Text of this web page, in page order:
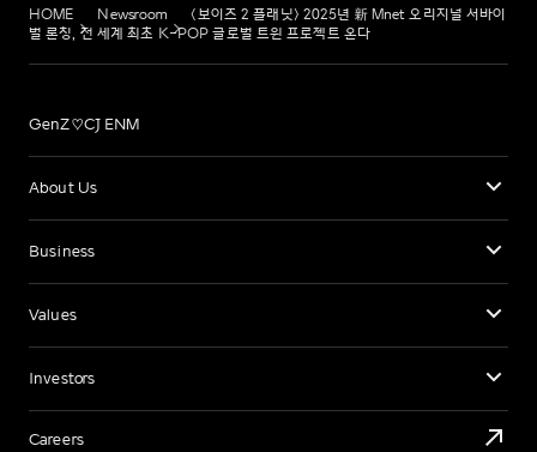
HOME Newsroom
<보이즈 2 플래닛> 2025년 新 Mnet 오리지널 서바이
벌 론칭, 전 세계 최초 K-POP 글로벌 트윈 프로젝트 온다
GenZ♡CJ ENM
About Us
Business
Values
Investors
Careers